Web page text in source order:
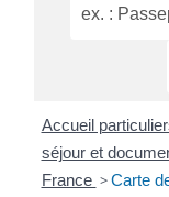
Accueil
séjour et
France > Carte